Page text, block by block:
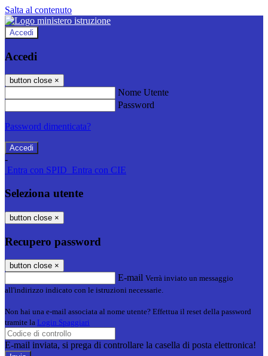
Salta al contenuto
Accedi
Accedi
button close ×
Nome Utente
Password
Password dimenticata?
-
Entra con SPID Entra con CIE
Seleziona utente
button close ×
Recupero password
button close ×
E-mail Verrà inviato un messaggio
all'indirizzo indicato con le istruzioni necessarie.
Non hai una e-mail associata al nome utente? Effettua il reset della password
tramite la Login Spaggiari
E-mail inviata, si prega di controllare la casella di posta elettronica!